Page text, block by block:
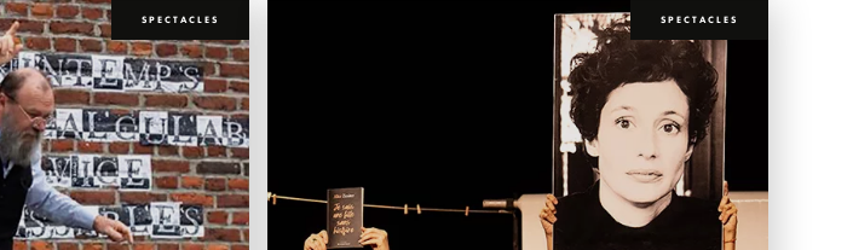
SPECTACLES SPECTACLES